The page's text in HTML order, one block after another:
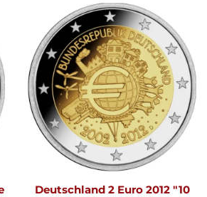
Deutschland 2 Euro 2012 "10